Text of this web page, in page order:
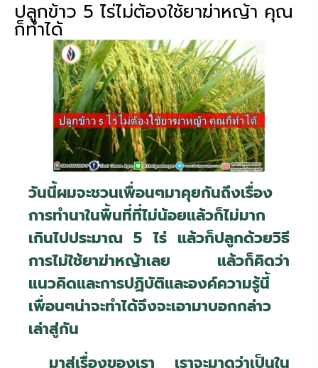
ปลูกข้าว 5 ไร่ไม่ต้องใช้ยาฆ่าหญ้า คุณ
ก็ทำได้
วันนี้ผมจะชวนเพื่อนๆมาคุยกันถึงเรื่อง
การทำนาในพื้นที่ที่ไม่น้อยแล้วก็ไม่มาก
เกินไปประมาณ 5 ไร่ แล้วก็ปลูกด้วยวิธี
การไม่ใช้ยาฆ่าหญ้าเลย แล้วก็คิดว่า
แนวคิดและการปฏิบัติและองค์ความรู้นี้
เพื่อนๆน่าจะทำได้จึงจะเอามาบอกกล่าว
เล่าสู่กัน
มาสู่เรื่องของเรา เราจะมาดูว่าเป็นใน